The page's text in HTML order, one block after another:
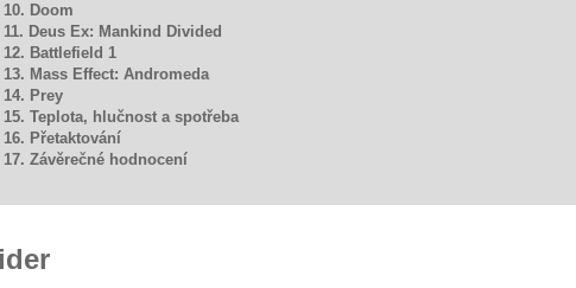
10. Doom
11. Deus Ex: Mankind Divided
12. Battlefield 1
13. Mass Effect: Andromeda
14. Prey
15. Teplota, hlučnost a spotřeba
16. Přetaktování
17. Závěrečné hodnocení